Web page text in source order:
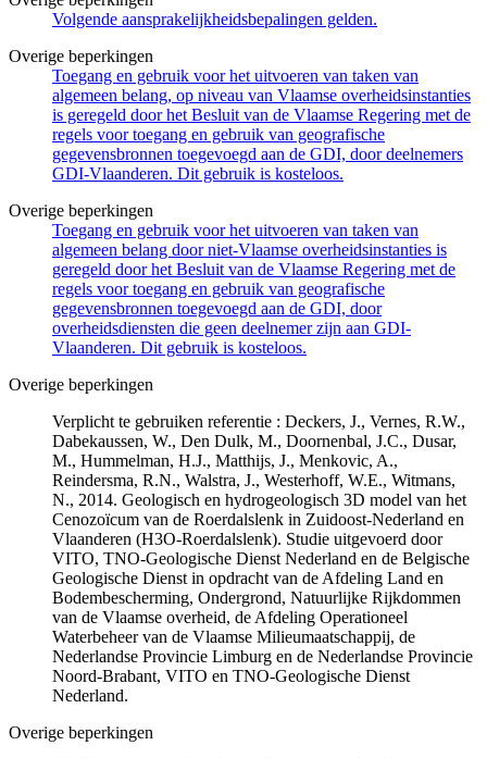
Volgende aansprakelijkheidsbepalingen gelden.
Overige beperkingen
Toegang en gebruik voor het uitvoeren van taken van
algemeen belang, op niveau van Vlaamse overheidsinstanties
is geregeld door het Besluit van de Vlaamse Regering met de
regels voor toegang en gebruik van geografische
gegevensbronnen toegevoegd aan de GDI, door deelnemers
GDI-Vlaanderen. Dit gebruik is kosteloos.
Overige beperkingen
Toegang en gebruik voor het uitvoeren van taken van
algemeen belang door niet-Vlaamse overheidsinstanties is
geregeld door het Besluit van de Vlaamse Regering met de
regels voor toegang en gebruik van geografische
gegevensbronnen toegevoegd aan de GDI, door
overheidsdiensten die geen deelnemer zijn aan GDI-
Vlaanderen. Dit gebruik is kosteloos.
Overige beperkingen
Verplicht te gebruiken referentie : Deckers, J., Vernes, R.W.,
Dabekaussen, W., Den Dulk, M., Doornenbal, J.C., Dusar,
M., Hummelman, H.J., Matthijs, J., Menkovic, A.,
Reindersma, R.N., Walstra, J., Westerhoff, W.E., Witmans,
N., 2014. Geologisch en hydrogeologisch 3D model van het
Cenozoïcum van de Roerdalslenk in Zuidoost-Nederland en
Vlaanderen (H3O-Roerdalslenk). Studie uitgevoerd door
VITO, TNO-Geologische Dienst Nederland en de Belgische
Geologische Dienst in opdracht van de Afdeling Land en
Bodembescherming, Ondergrond, Natuurlijke Rijkdommen
van de Vlaamse overheid, de Afdeling Operationeel
Waterbeheer van de Vlaamse Milieumaatschappij, de
Nederlandse Provincie Limburg en de Nederlandse Provincie
Noord-Brabant, VITO en TNO-Geologische Dienst
Nederland.
Overige beperkingen